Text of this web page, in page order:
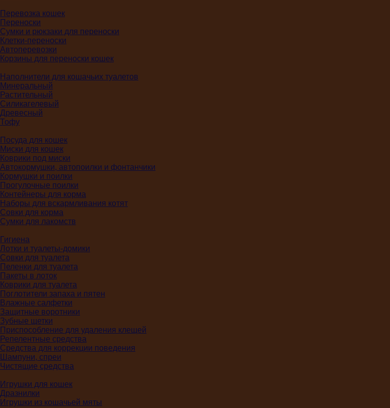
Перевозка кошек
Переноски
Сумки и рюкзаки для переноски
Клетки-переноски
Автоперевозки
Корзины для переноски кошек
Наполнители для кошачьих туалетов
Минеральный
Растительный
Силикагелевый
Древесный
Тофу
Посуда для кошек
Миски для кошек
Коврики под миски
Автокормушки, автопоилки и фонтанчики
Кормушки и поилки
Прогулочные поилки
Контейнеры для корма
Наборы для вскармливания котят
Совки для корма
Сумки для лакомств
Гигиена
Лотки и туалеты-домики
Совки для туалета
Пеленки для туалета
Пакеты в лоток
Коврики для туалета
Поглотители запаха и пятен
Влажные салфетки
Защитные воротники
Зубные щетки
Приспособление для удаления клещей
Репелентные средства
Средства для коррекции поведения
Шампуни, спреи
Чистящие средства
Игрушки для кошек
Дразнилки
Игрушки из кошачьей мяты